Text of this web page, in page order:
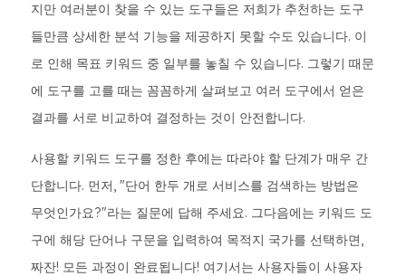
지만 여러분이 찾을 수 있는 도구들은 저희가 추천하는 도구
들만큼 상세한 분석 기능을 제공하지 못할 수도 있습니다. 이
로 인해 목표 키워드 중 일부를 놓칠 수 있습니다. 그렇기 때문
에 도구를 고를 때는 꼼꼼하게 살펴보고 여러 도구에서 얻은
결과를 서로 비교하여 결정하는 것이 안전합니다.
사용할 키워드 도구를 정한 후에는 따라야 할 단계가 매우 간
단합니다. 먼저, "단어 한두 개로 서비스를 검색하는 방법은
무엇인가요?"라는 질문에 답해 주세요. 그다음에는 키워드 도
구에 해당 단어나 구문을 입력하여 목적지 국가를 선택하면,
짜잔! 모든 과정이 완료됩니다! 여기서는 사용자들이 사용자